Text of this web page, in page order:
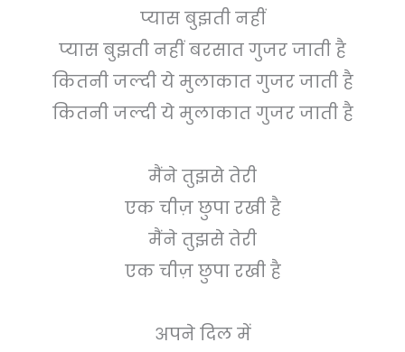
प्यास बुझती नहीं
प्यास बुझती नहीं बरसात गुजर जाती है
कितनी जल्दी ये मुलाकात गुजर जाती है
कितनी जल्दी ये मुलाकात गुजर जाती है
मैंने तुझसे तेरी
एक चीज़ छुपा रखी है
मैंने तुझसे तेरी
एक चीज़ छुपा रखी है
अपने दिल में